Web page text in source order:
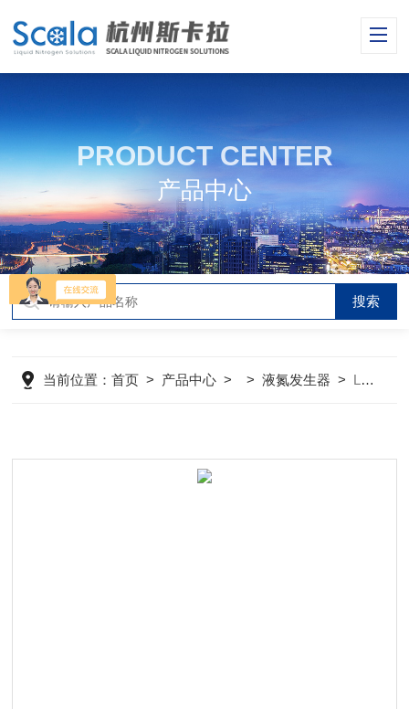
PRODUCT CENTER
产品中心
当前位置：首页 > 产品中心 > >液氮发生器 > LN30AC30升每天智能型高校大学液氮发生器